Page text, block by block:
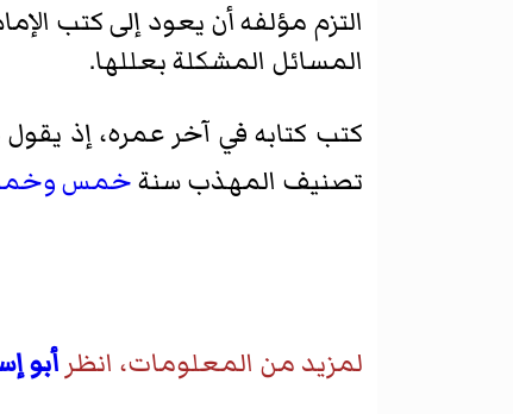
التزم مؤلفه أن يعود إلى كتب
المسائل المشكلة بعللها.
كتب كتابه في آخر عمره، إذ
تصنيف المهذب سنةخمس
لمزيد من المعلومات، انظرأبو